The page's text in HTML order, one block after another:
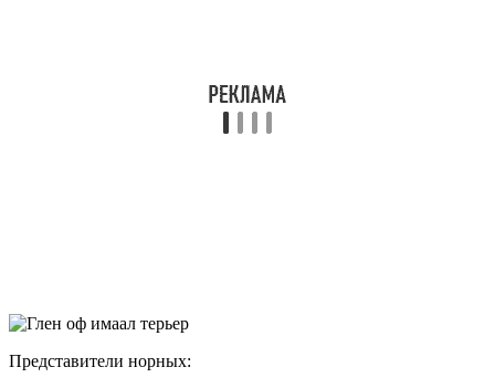
Представители норных: